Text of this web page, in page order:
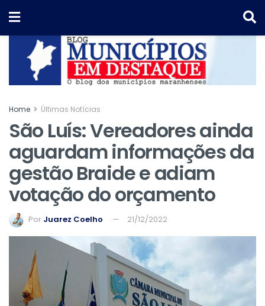
Home Últimas Notícias
São Luís: Vereadores ainda
aguardam informações da
gestão Braide e adiam
votação do orçamento
Por Juarez Coelho 21/12/2022